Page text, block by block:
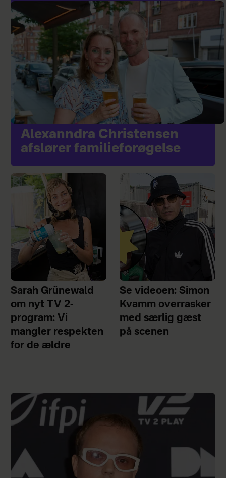
Alexanndra Christensen
afslører familieforøgelse
Sarah Grünewald
om nyt TV 2-
program: Vi
mangler respekten
for de ældre
Se videoen: Simon
Kvamm overrasker
med særlig gæst
på scenen